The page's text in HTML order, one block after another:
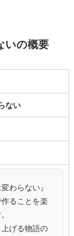
いの概要
ない
わらない』
ることを楽
上げる物語の